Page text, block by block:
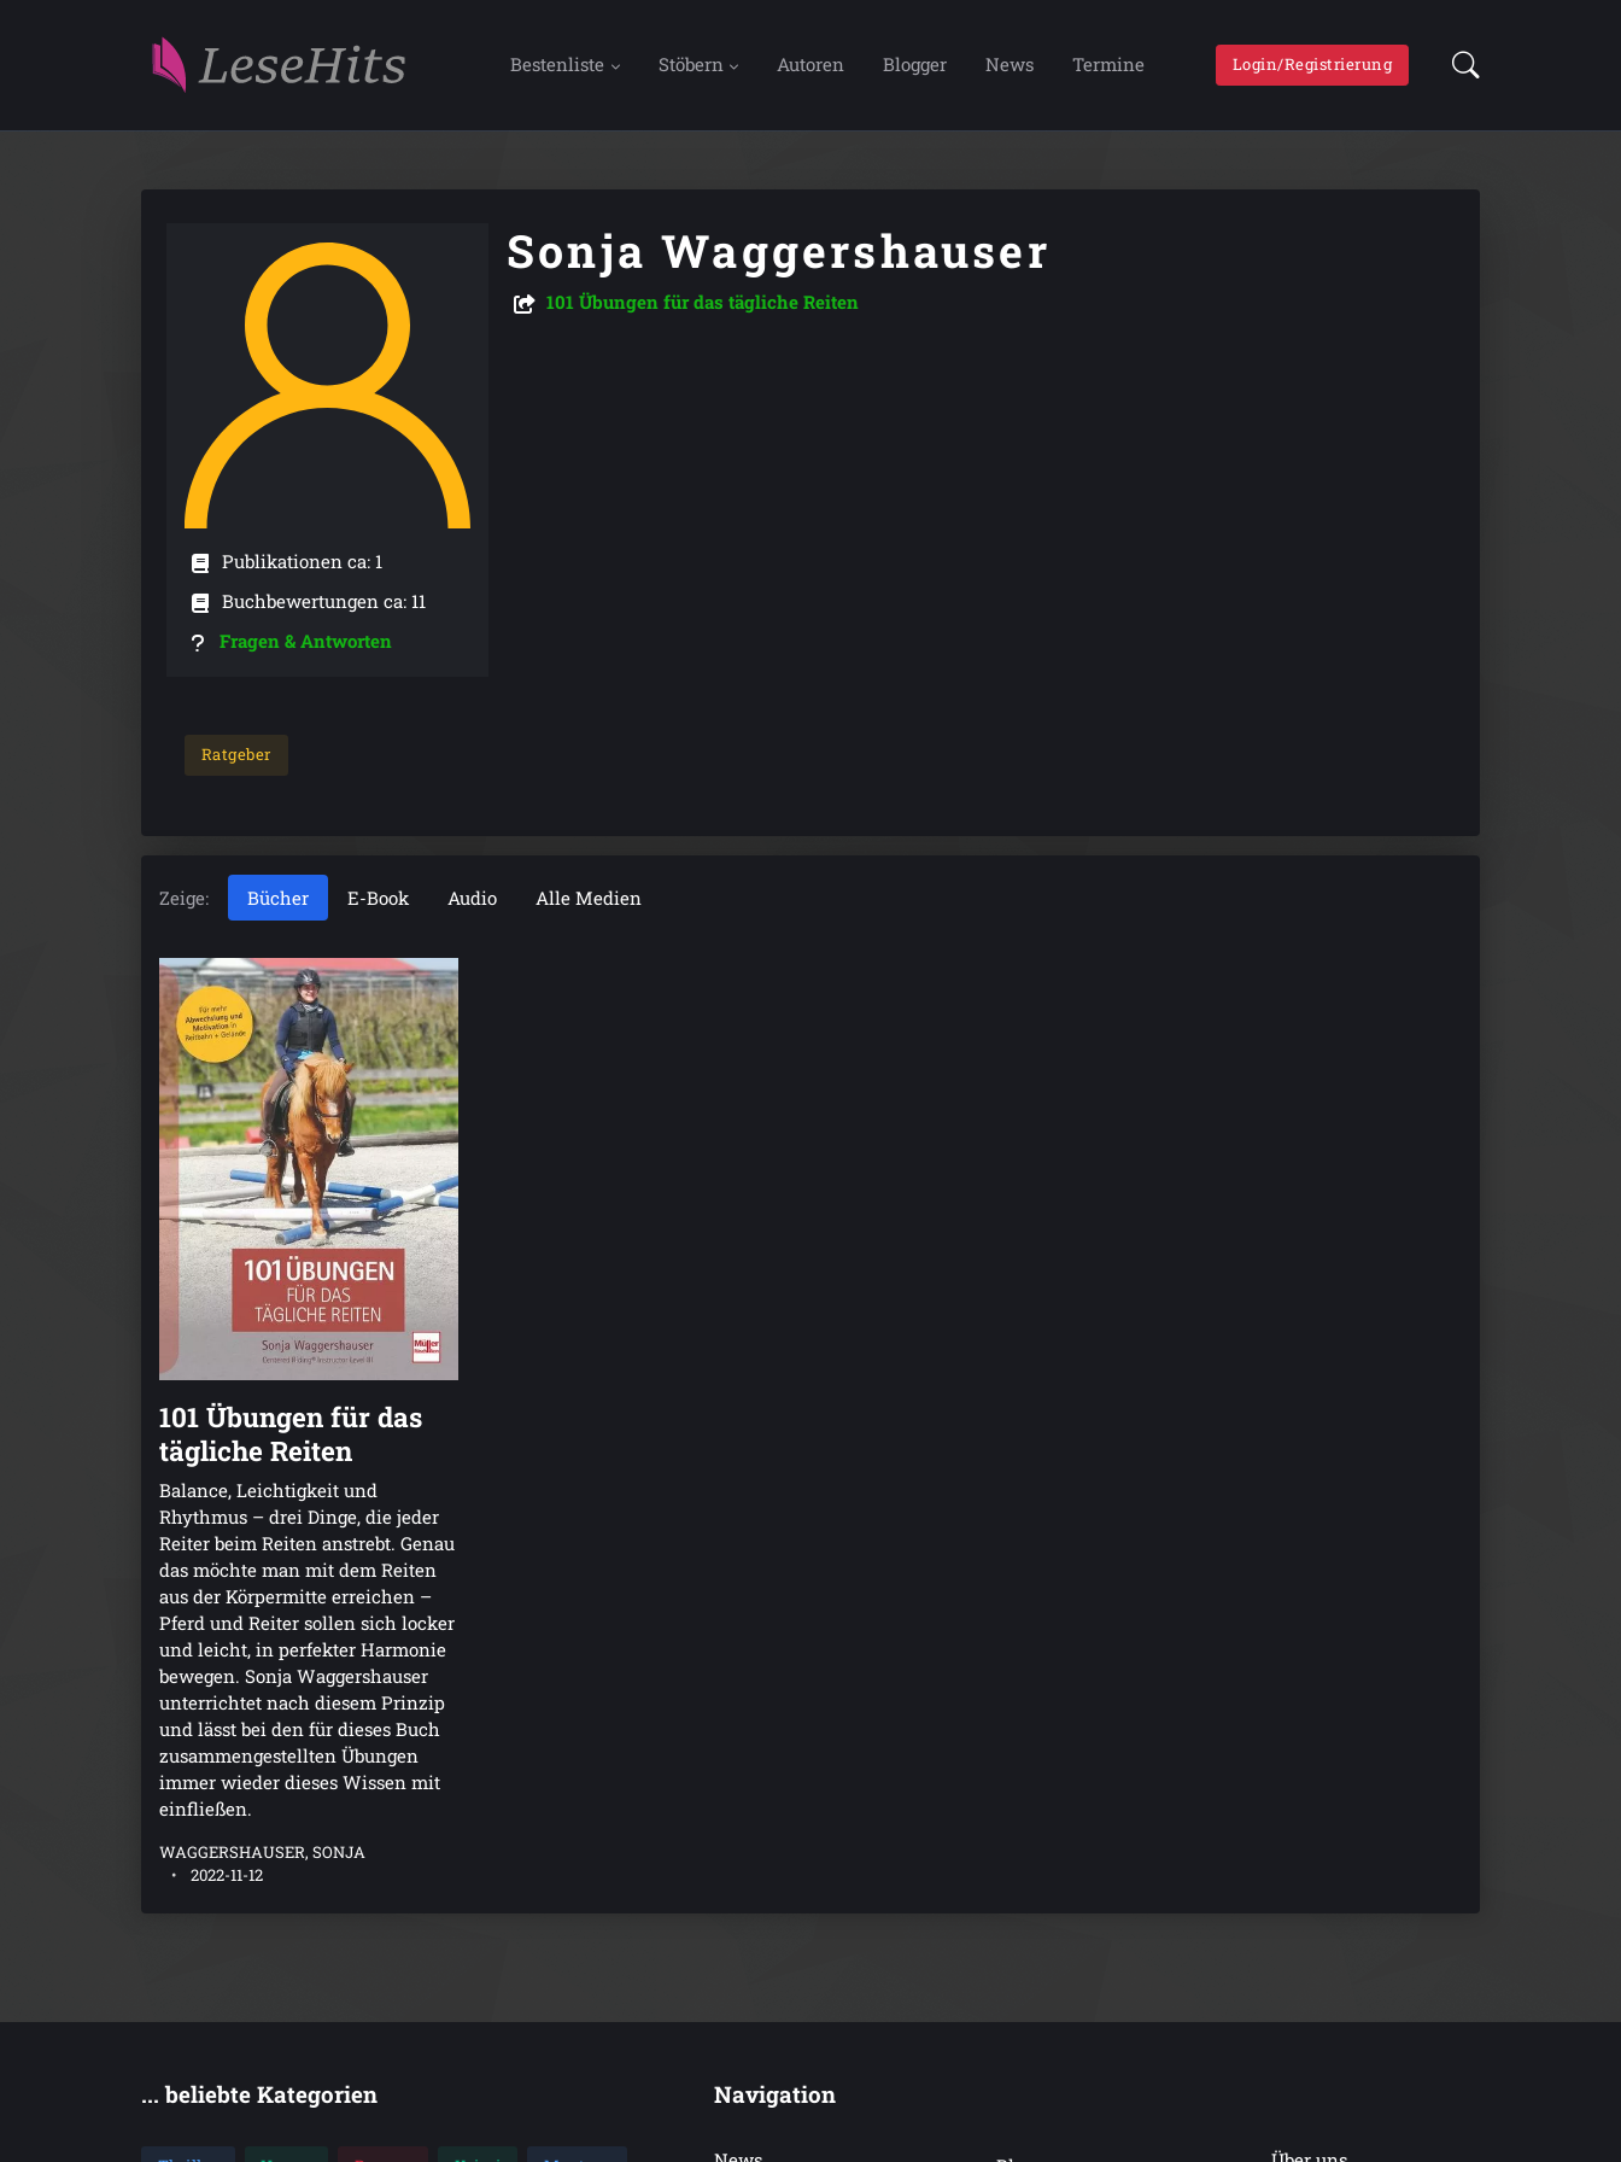
Bestenliste Stöbern Autoren Blogger News Termine Login/Registrierung
Publikationen ca: 1
Buchbewertungen ca: 11
Fragen & Antworten
Sonja Waggershauser
101 Übungen für das tägliche Reiten
Ratgeber
Zeige: Bücher E-Book Audio Alle Medien
101 Übungen für das
tägliche Reiten
Balance, Leichtigkeit und
Rhythmus – drei Dinge, die jeder
Reiter beim Reiten anstrebt. Genau
das möchte man mit dem Reiten
aus der Körpermitte erreichen –
Pferd und Reiter sollen sich locker
und leicht, in perfekter Harmonie
bewegen. Sonja Waggershauser
unterrichtet nach diesem Prinzip
und lässt bei den für dieses Buch
zusammengestellten Übungen
immer wieder dieses Wissen mit
einfließen.
WAGGERSHAUSER, SONJA
2022-11-12
... beliebte Kategorien Navigation